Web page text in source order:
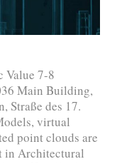
Value 7-8
Main Building,
Straße des 17.
virtual
point clouds are
in Architectural